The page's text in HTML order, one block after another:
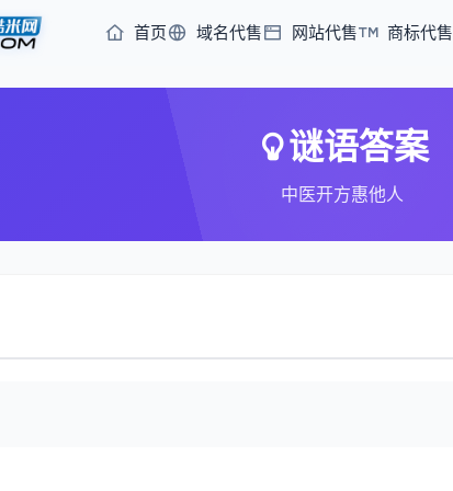
首页 域名代售 网站代售 商标代售
谜语答案
中医开方惠他人